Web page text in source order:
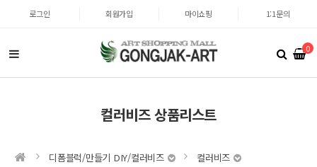
로그인 회원가입 마이쇼핑 1:1문의
0
컬러비즈 상품리스트
디폼블럭/만들기 DIY/컬러비즈 컬러비즈